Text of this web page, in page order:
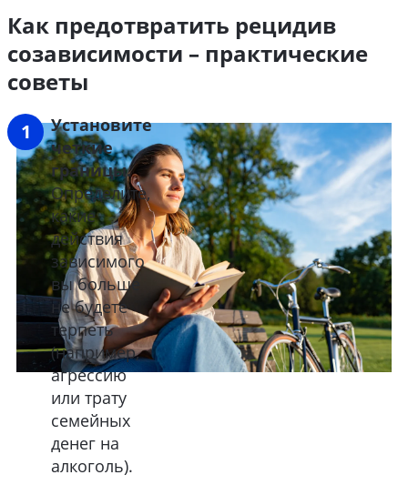
Как предотвратить рецидив
созависимости – практические
советы
Установите
четкие
границы.
Определите,
какие
действия
зависимого
вы больше
не будете
терпеть
(например,
агрессию
или трату
семейных
денег на
алкоголь).